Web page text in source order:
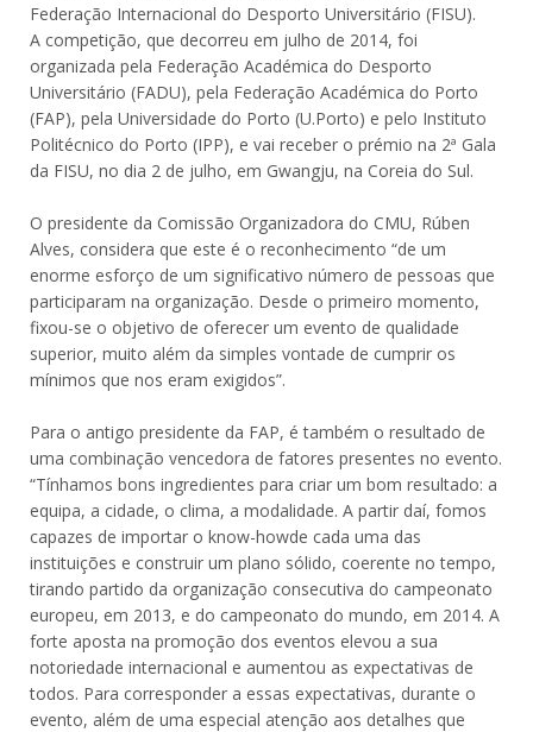
Federação Internacional do Desporto Universitário (FISU).
A competição, que decorreu em julho de 2014, foi
organizada pela Federação Académica do Desporto
Universitário (FADU), pela Federação Académica do Porto
(FAP), pela Universidade do Porto (U.Porto) e pelo Instituto
Politécnico do Porto (IPP), e vai receber o prémio na 2ª Gala
da FISU, no dia 2 de julho, em Gwangju, na Coreia do Sul.
O presidente da Comissão Organizadora do CMU, Rúben
Alves, considera que este é o reconhecimento “de um
enorme esforço de um significativo número de pessoas que
participaram na organização. Desde o primeiro momento,
fixou-se o objetivo de oferecer um evento de qualidade
superior, muito além da simples vontade de cumprir os
mínimos que nos eram exigidos”.
Para o antigo presidente da FAP, é também o resultado de
uma combinação vencedora de fatores presentes no evento.
“Tínhamos bons ingredientes para criar um bom resultado: a
equipa, a cidade, o clima, a modalidade. A partir daí, fomos
capazes de importar o know-howde cada uma das
instituições e construir um plano sólido, coerente no tempo,
tirando partido da organização consecutiva do campeonato
europeu, em 2013, e do campeonato do mundo, em 2014. A
forte aposta na promoção dos eventos elevou a sua
notoriedade internacional e aumentou as expectativas de
todos. Para corresponder a essas expectativas, durante o
evento, além de uma especial atenção aos detalhes que